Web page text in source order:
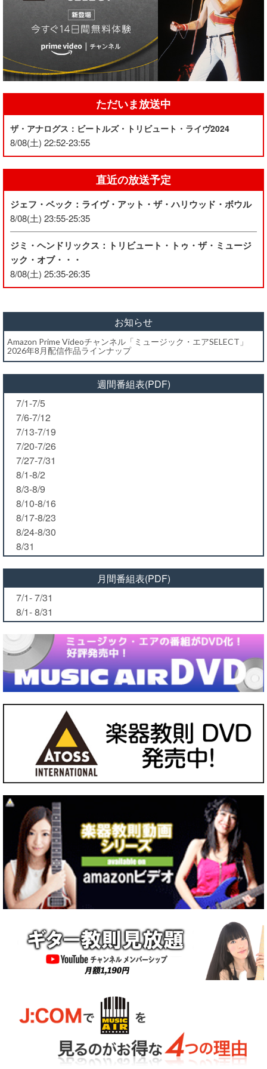
ただいま放送中
ザ・アナログス：ビートルズ・トリビュート・ライヴ2024
8/08(土) 22:52-23:55
直近の放送予定
ジェフ・ベック：ライヴ・アット・ザ・ハリウッド・ボウル
8/08(土) 23:55-25:35
ジミ・ヘンドリックス：トリビュート・トゥ・ザ・ミュージ
ック・オブ・・・
8/08(土) 25:35-26:35
お知らせ
Amazon Prime Videoチャンネル「ミュージック・エアSELECT」
2026年8月配信作品ラインナップ
週間番組表(PDF)
7/1-7/5
7/6-7/12
7/13-7/19
7/20-7/26
7/27-7/31
8/1-8/2
8/3-8/9
8/10-8/16
8/17-8/23
8/24-8/30
8/31
月間番組表(PDF)
7/1- 7/31
8/1- 8/31